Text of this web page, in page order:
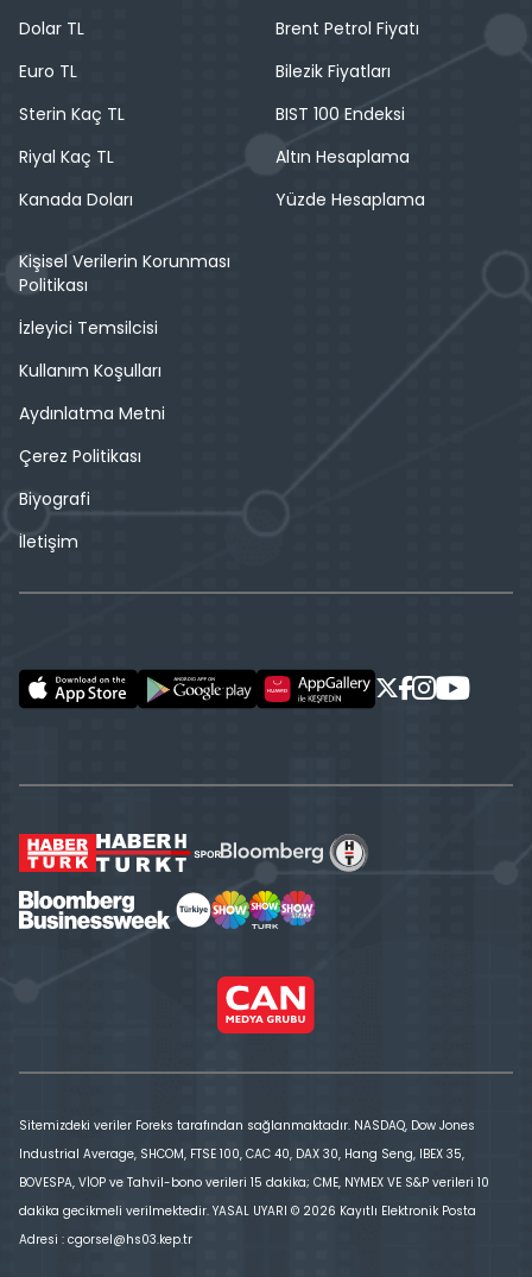
Dolar TL
Euro TL
Sterin Kaç TL
Riyal Kaç TL
Kanada Doları
Brent Petrol Fiyatı
Bilezik Fiyatları
BIST 100 Endeksi
Altın Hesaplama
Yüzde Hesaplama
Kişisel Verilerin Korunması
Politikası
İzleyici Temsilcisi
Kullanım Koşulları
Aydınlatma Metni
Çerez Politikası
Biyografi
İletişim
Sitemizdeki veriler Foreks tarafından sağlanmaktadır. NASDAQ, Dow Jones
Industrial Average, SHCOM, FTSE 100, CAC 40, DAX 30, Hang Seng, IBEX 35,
BOVESPA, VİOP ve Tahvil-bono verileri 15 dakika; CME, NYMEX VE S&P verileri 10
dakika gecikmeli verilmektedir. YASAL UYARI © 2026 Kayıtlı Elektronik Posta
Adresi : cgorsel@hs03.kep.tr